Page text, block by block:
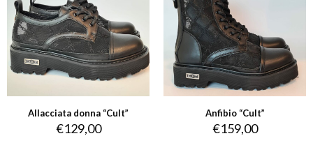
Allacciata donna “Cult”
€129,00
Anfibio “Cult”
€159,00